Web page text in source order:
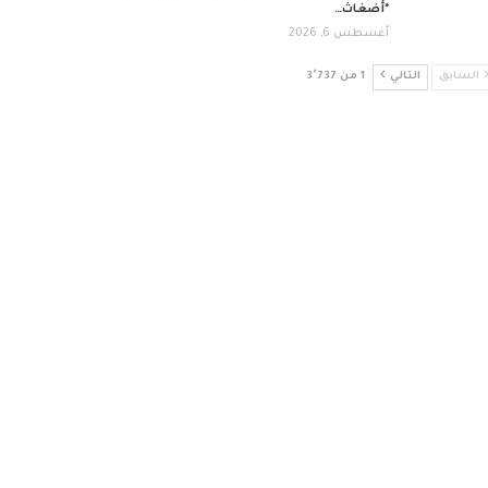
*أضغاث…
أغسطس 6, 2026
السابق التالي 1 من 3٬737